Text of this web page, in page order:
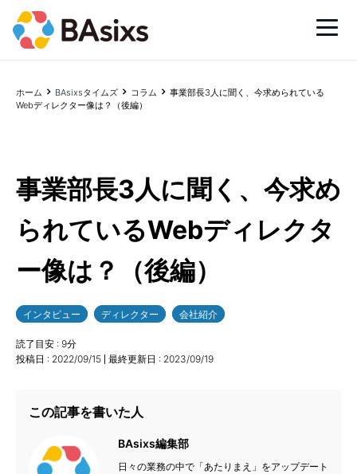
ホーム BAsixsタイムズ コラム
事業部長3人に聞く、今求められている
Webディレクター像は？（後編）
事業部長3人に聞く、今求め
られているWebディレクタ
ー像は？（後編）
インタビュー ディレクター 会社紹介
読了目安 : 9分
投稿日 : 2022/09/15 最終更新日 : 2023/09/19
この記事を書いた人
BAsixs編集部
日々の業務の中で「あたりまえ」をアップデート